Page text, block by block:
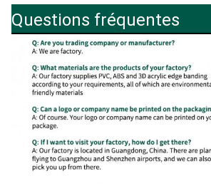
Questions fréquentes